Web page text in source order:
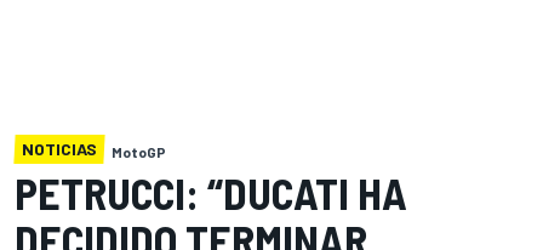
NOTICIAS MotoGP
PETRUCCI: “DUCATI HA